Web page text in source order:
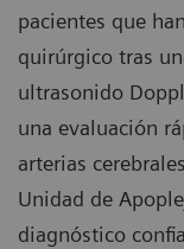
pacientes que
quirúrgico tras
ultrasonido
una evaluación
arterias
Unidad de
diagnóstico